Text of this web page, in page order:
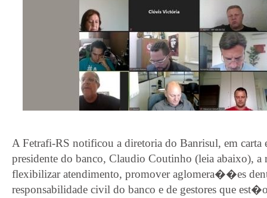
A Fetrafi-RS notificou a diretoria do Banrisul, em carta
presidente do banco, Claudio Coutinho (leia abaixo), a
flexibilizar atendimento, promover aglomera��es
responsabilidade civil do banco e de gestores que